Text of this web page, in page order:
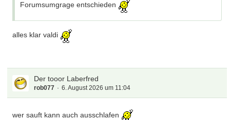
Forumsumgrage entschieden
alles klar valdi
Der tooor Laberfred
rob077 6. August 2026 um 11:04
wer sauft kann auch ausschlafen